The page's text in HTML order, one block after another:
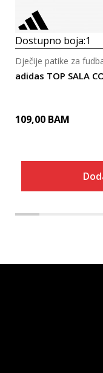
Dostupno boja:1
adidas TOP SALA
Dječije patike za
109,00 BAM